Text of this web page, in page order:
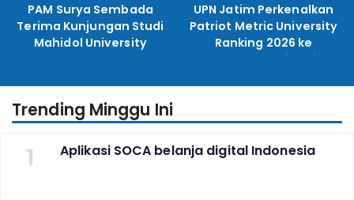
PAM Surya Sembada
Terima Kunjungan Studi
Mahidol University
UPN Jatim Perkenalkan
Patriot Metric University
Ranking 2026 ke
Perguruan Tinggi
Trending Minggu Ini
1 Aplikasi SOCA belanja digital Indonesia